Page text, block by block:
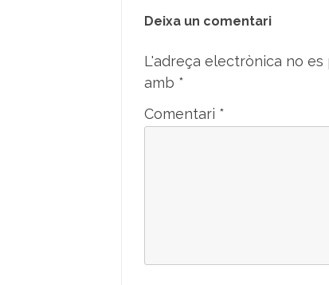
Deixa un comentari
L'adreça electrònica no es
amb *
Comentari *